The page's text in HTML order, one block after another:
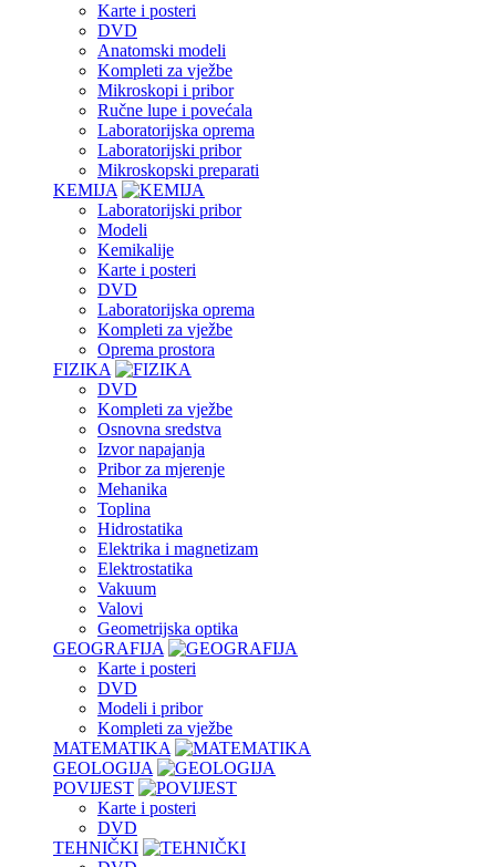
Karte i posteri
DVD
Anatomski modeli
Kompleti za vježbe
Mikroskopi i pribor
Ručne lupe i povećala
Laboratorijska oprema
Laboratorijski pribor
Mikroskopski preparati
KEMIJA
Laboratorijski pribor
Modeli
Kemikalije
Karte i posteri
DVD
Laboratorijska oprema
Kompleti za vježbe
Oprema prostora
FIZIKA
DVD
Kompleti za vježbe
Osnovna sredstva
Izvor napajanja
Pribor za mjerenje
Mehanika
Toplina
Hidrostatika
Elektrika i magnetizam
Elektrostatika
Vakuum
Valovi
Geometrijska optika
GEOGRAFIJA
Karte i posteri
DVD
Modeli i pribor
Kompleti za vježbe
MATEMATIKA
GEOLOGIJA
POVIJEST
Karte i posteri
DVD
TEHNIČKI